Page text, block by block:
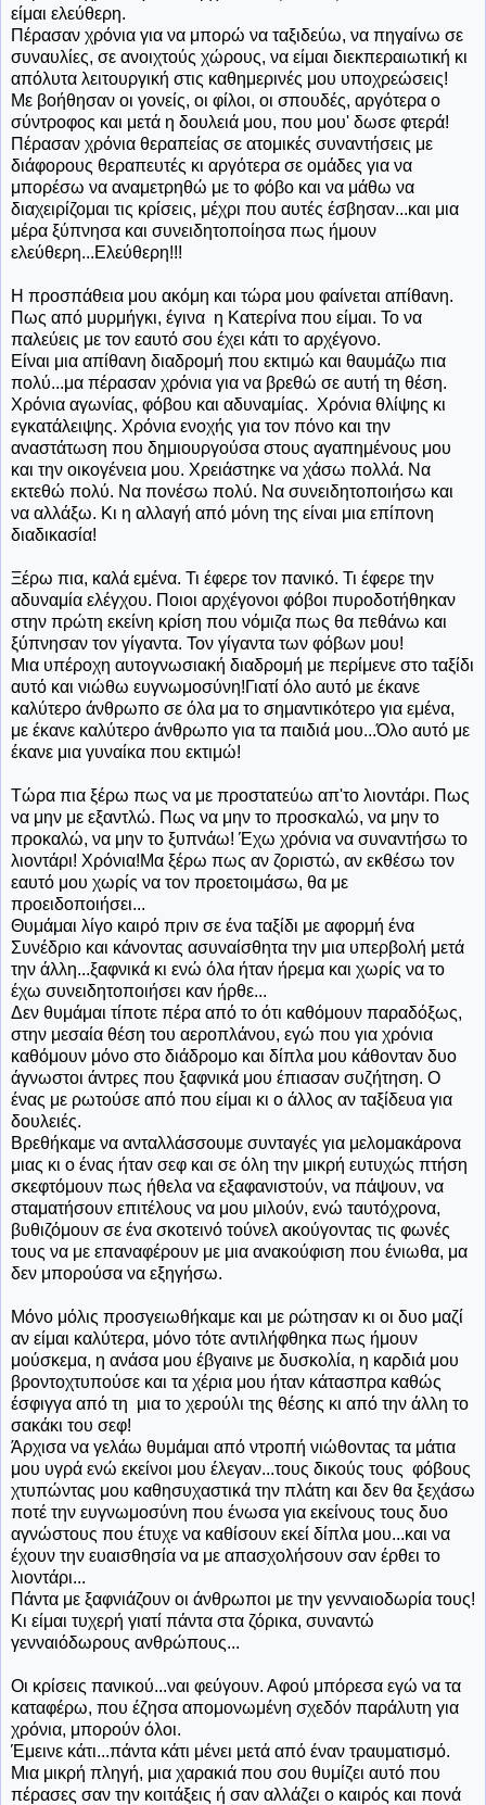
είμαι ελεύθερη.
Πέρασαν χρόνια για να μπορώ να ταξιδεύω, να πηγαίνω σε
συναυλίες, σε ανοιχτούς χώρους, να είμαι διεκπεραιωτική κι
απόλυτα λειτουργική στις καθημερινές μου υποχρεώσεις!
Με βοήθησαν οι γονείς, οι φίλοι, οι σπουδές, αργότερα ο
σύντροφος και μετά η δουλειά μου, που μου' δωσε φτερά!
Πέρασαν χρόνια θεραπείας σε ατομικές συναντήσεις με
διάφορους θεραπευτές κι αργότερα σε ομάδες για να
μπορέσω να αναμετρηθώ με το φόβο και να μάθω να
διαχειρίζομαι τις κρίσεις, μέχρι που αυτές έσβησαν...και μια
μέρα ξύπνησα και συνειδητοποίησα πως ήμουν
ελεύθερη...Ελεύθερη!!!
Η προσπάθεια μου ακόμη και τώρα μου φαίνεται απίθανη.
Πως από μυρμήγκι, έγινα η Κατερίνα που είμαι. Το να
παλεύεις με τον εαυτό σου έχει κάτι το αρχέγονο.
Είναι μια απίθανη διαδρομή που εκτιμώ και θαυμάζω πια
πολύ...μα πέρασαν χρόνια για να βρεθώ σε αυτή τη θέση.
Χρόνια αγωνίας, φόβου και αδυναμίας. Χρόνια θλίψης κι
εγκατάλειψης. Χρόνια ενοχής για τον πόνο και την
αναστάτωση που δημιουργούσα στους αγαπημένους μου
και την οικογένεια μου. Χρειάστηκε να χάσω πολλά. Να
εκτεθώ πολύ. Να πονέσω πολύ. Να συνειδητοποιήσω και
να αλλάξω. Κι η αλλαγή από μόνη της είναι μια επίπονη
διαδικασία!
Ξέρω πια, καλά εμένα. Τι έφερε τον πανικό. Τι έφερε την
αδυναμία ελέγχου. Ποιοι αρχέγονοι φόβοι πυροδοτήθηκαν
στην πρώτη εκείνη κρίση που νόμιζα πως θα πεθάνω και
ξύπνησαν τον γίγαντα. Τον γίγαντα των φόβων μου!
Μια υπέροχη αυτογνωσιακή διαδρομή με περίμενε στο ταξίδι
αυτό και νιώθω ευγνωμοσύνη!Γιατί όλο αυτό με έκανε
καλύτερο άνθρωπο σε όλα μα το σημαντικότερο για εμένα,
με έκανε καλύτερο άνθρωπο για τα παιδιά μου...Όλο αυτό με
έκανε μια γυναίκα που εκτιμώ!
Τώρα πια ξέρω πως να με προστατεύω απ'το λιοντάρι. Πως
να μην με εξαντλώ. Πως να μην το προσκαλώ, να μην το
προκαλώ, να μην το ξυπνάω! Έχω χρόνια να συναντήσω το
λιοντάρι! Χρόνια!Μα ξέρω πως αν ζοριστώ, αν εκθέσω τον
εαυτό μου χωρίς να τον προετοιμάσω, θα με
προειδοποιήσει...
Θυμάμαι λίγο καιρό πριν σε ένα ταξίδι με αφορμή ένα
Συνέδριο και κάνοντας ασυναίσθητα την μια υπερβολή μετά
την άλλη...ξαφνικά κι ενώ όλα ήταν ήρεμα και χωρίς να το
έχω συνειδητοποιήσει καν ήρθε...
Δεν θυμάμαι τίποτε πέρα από το ότι καθόμουν παραδόξως,
στην μεσαία θέση του αεροπλάνου, εγώ που για χρόνια
καθόμουν μόνο στο διάδρομο και δίπλα μου κάθονταν δυο
άγνωστοι άντρες που ξαφνικά μου έπιασαν συζήτηση. Ο
ένας με ρωτούσε από που είμαι κι ο άλλος αν ταξίδευα για
δουλειές.
Βρεθήκαμε να ανταλλάσσουμε συνταγές για μελομακάρονα
μιας κι ο ένας ήταν σεφ και σε όλη την μικρή ευτυχώς πτήση
σκεφτόμουν πως ήθελα να εξαφανιστούν, να πάψουν, να
σταματήσουν επιτέλους να μου μιλούν, ενώ ταυτόχρονα,
βυθιζόμουν σε ένα σκοτεινό τούνελ ακούγοντας τις φωνές
τους να με επαναφέρουν με μια ανακούφιση που ένιωθα, μα
δεν μπορούσα να εξηγήσω.
Μόνο μόλις προσγειωθήκαμε και με ρώτησαν κι οι δυο μαζί
αν είμαι καλύτερα, μόνο τότε αντιλήφθηκα πως ήμουν
μούσκεμα, η ανάσα μου έβγαινε με δυσκολία, η καρδιά μου
βροντοχτυπούσε και τα χέρια μου ήταν κάτασπρα καθώς
έσφιγγα από τη μια το χερούλι της θέσης κι από την άλλη το
σακάκι του σεφ!
Άρχισα να γελάω θυμάμαι από ντροπή νιώθοντας τα μάτια
μου υγρά ενώ εκείνοι μου έλεγαν...τους δικούς τους φόβους
χτυπώντας μου καθησυχαστικά την πλάτη και δεν θα ξεχάσω
ποτέ την ευγνωμοσύνη που ένωσα για εκείνους τους δυο
αγνώστους που έτυχε να καθίσουν εκεί δίπλα μου...και να
έχουν την ευαισθησία να με απασχολήσουν σαν έρθει το
λιοντάρι...
Πάντα με ξαφνιάζουν οι άνθρωποι με την γενναιοδωρία τους!
Κι είμαι τυχερή γιατί πάντα στα ζόρικα, συναντώ
γενναιόδωρους ανθρώπους...
Οι κρίσεις πανικού...ναι φεύγουν. Αφού μπόρεσα εγώ να τα
καταφέρω, που έζησα απομονωμένη σχεδόν παράλυτη για
χρόνια, μπορούν όλοι.
Έμεινε κάτι...πάντα κάτι μένει μετά από έναν τραυματισμό.
Μια μικρή πληγή, μια χαρακιά που σου θυμίζει αυτό που
πέρασες σαν την κοιτάξεις ή σαν αλλάζει ο καιρός και πονά